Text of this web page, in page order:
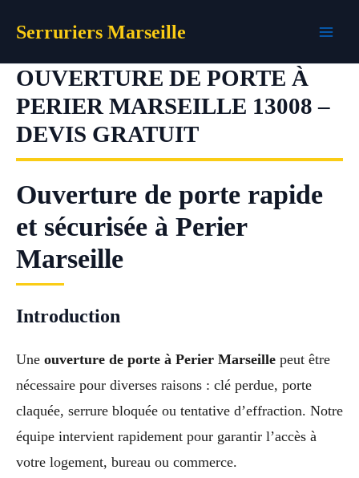
Serruriers Marseille
OUVERTURE DE PORTE À
PERIER MARSEILLE 13008 –
DEVIS GRATUIT
Ouverture de porte rapide
et sécurisée à Perier
Marseille
Introduction
Une ouverture de porte à Perier Marseille peut être
nécessaire pour diverses raisons : clé perdue, porte
claquée, serrure bloquée ou tentative d’effraction. Notre
équipe intervient rapidement pour garantir l’accès à
votre logement, bureau ou commerce.